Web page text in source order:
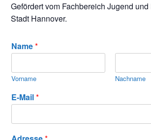
Gefördert vom Fachbereich Jugend
Stadt Hannover.
Name*
Vorname Nachname
E-Mail*